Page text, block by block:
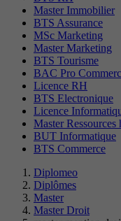
Master Immobilier
BTS Assurance
MSc Marketing
Master Marketing
BTS Tourisme
BAC Pro
Licence RH
BTS Electronique
Licence
Master Ressources
BUT Informatique
BTS Commerce
Diplomeo
Diplômes
Master
Master Droit